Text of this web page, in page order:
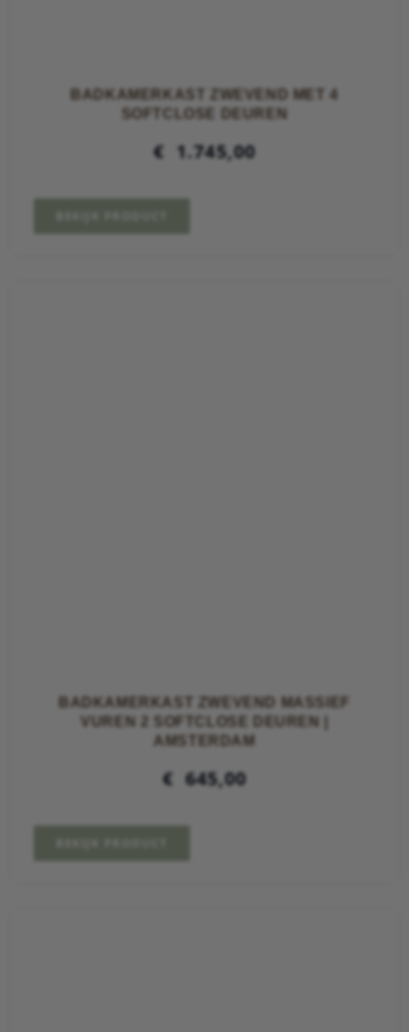
BADKAMERKAST ZWEVEND MET 4
SOFTCLOSE DEUREN
€ 1.745,00
BADKAMERKAST ZWEVEND MASSIEF
VUREN 2 SOFTCLOSE DEUREN |
AMSTERDAM
€ 645,00